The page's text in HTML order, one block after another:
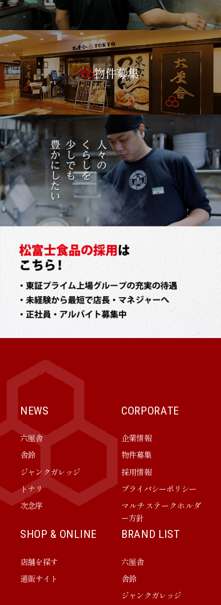
物件募集
NEWS
六厘舎
舎鈴
ジャンクガレッジ
トナリ
次念序
CORPORATE
企業情報
物件募集
採用情報
プライバシーポリシー
マルチステークホルダ
ー方針
SHOP & ONLINE
店舗を探す
通販サイト
BRAND LIST
六厘舎
舎鈴
ジャンクガレッジ